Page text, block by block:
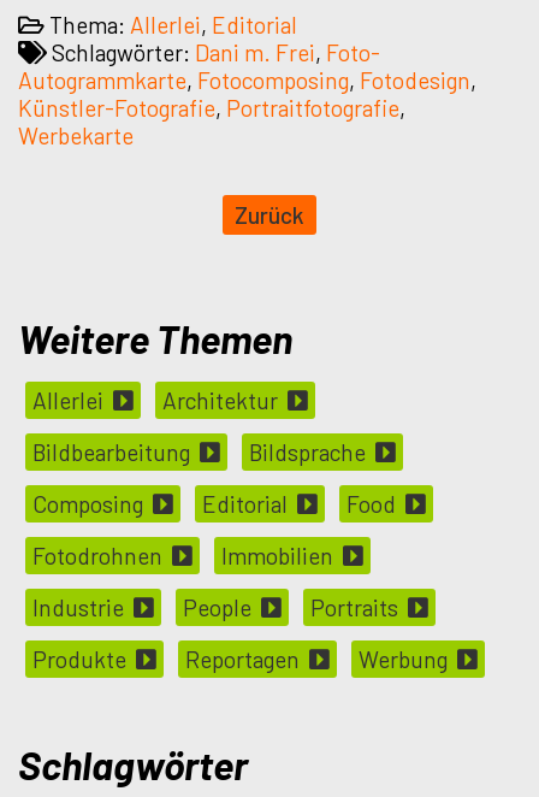
Thema: Allerlei, Editorial
Schlagwörter: Dani m. Frei, Foto-
Autogrammkarte, Fotocomposing, Fotodesign,
Künstler-Fotografie, Portraitfotografie,
Werbekarte
Weitere Themen
Allerlei
Architektur
Bildbearbeitung
Bildsprache
Composing
Editorial
Food
Fotodrohnen
Immobilien
Industrie
People
Portraits
Produkte
Reportagen Werbung
Schlagwörter